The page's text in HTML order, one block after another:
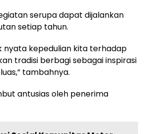
serupa dapat dijalankan
setiap tahun.
nyata kepedulian kita terhadap
tradisi berbagi sebagai inspirasi
tambahnya.
antusias oleh penerima